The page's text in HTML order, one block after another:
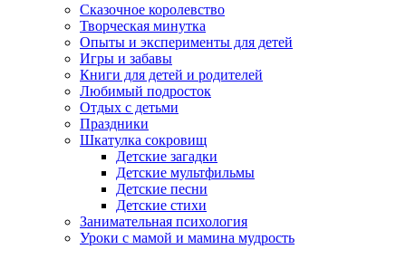
Сказочное королевство
Творческая минутка
Опыты и эксперименты для детей
Игры и забавы
Книги для детей и родителей
Любимый подросток
Отдых с детьми
Праздники
Шкатулка сокровищ
Детские загадки
Детские мультфильмы
Детские песни
Детские стихи
Занимательная психология
Уроки с мамой и мамина мудрость